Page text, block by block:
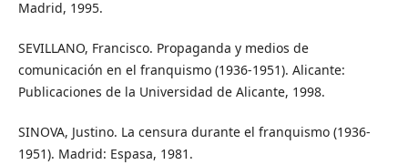
Madrid, 1995.
SEVILLANO, Francisco. Propaganda y medios de
comunicación en el franquismo (1936-1951). Alicante:
Publicaciones de la Universidad de Alicante, 1998.
SINOVA, Justino. La censura durante el franquismo (1936-
1951). Madrid: Espasa, 1981.